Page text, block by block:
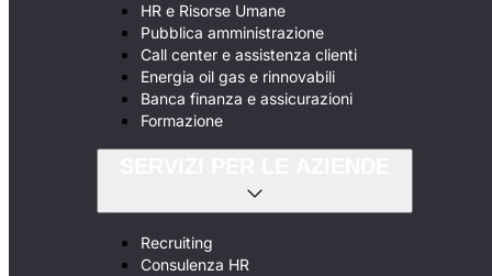
HR e Risorse Umane
Pubblica amministrazione
Call center e assistenza clienti
Energia oil gas e rinnovabili
Banca finanza e assicurazioni
Formazione
Recruiting
Consulenza HR